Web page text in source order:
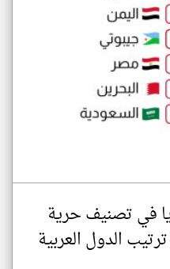
في تصنيف حرية
الدول العربية